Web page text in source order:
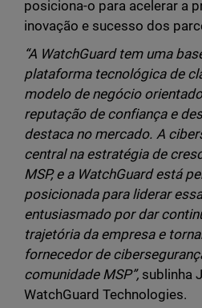
posiciona-o para acelerar a
inovação e sucesso dos
“A WatchGuard tem uma
plataforma tecnológica de
modelo de negócio
reputação de confiança e
destaca no mercado. A
central na estratégia de
MSP, e a WatchGuard está
posicionada para liderar
entusiasmado por dar
trajetória da empresa e
fornecedor de
comunidade MSP”, sublinha
WatchGuard Technologies.